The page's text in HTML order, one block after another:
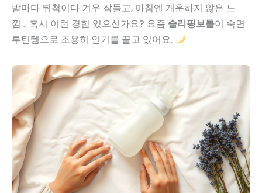
밤마다 뒤척이다 겨우 잠들고, 아침엔 개운하지 않은 느
낌… 혹시 이런 경험 있으신가요? 요즘 슬리핑보틀이 숙면
루틴템으로 조용히 인기를 끌고 있어요.